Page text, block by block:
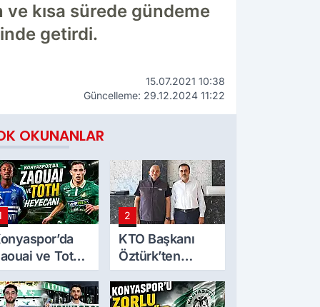
kısa sürede gündeme
getirdi.
15.07.2021 10:38
Güncelleme: 29.12.2024 11:22
OKUNANLAR
ve Toth
2
KTO Başkanı
Öztürk’ten
Mekpan Panel’e
ziyaret